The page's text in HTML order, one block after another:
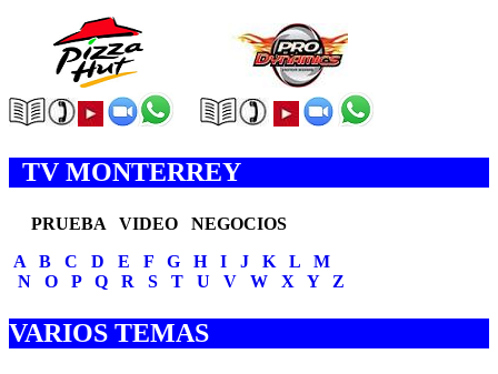
TV MONTERREY
PRUEBA VIDEO NEGOCIOS
A
B C D E F G H I J K L
M
N
O P Q R S T U V W X Y Z
VARIOS TEMAS